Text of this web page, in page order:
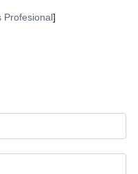
Profesional]